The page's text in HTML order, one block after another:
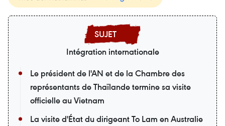
Intégration internationale
Le président de l'AN et de la Chambre des
représentants de Thaïlande termine sa visite
officielle au Vietnam
La visite d'État du dirigeant To Lam en Australie